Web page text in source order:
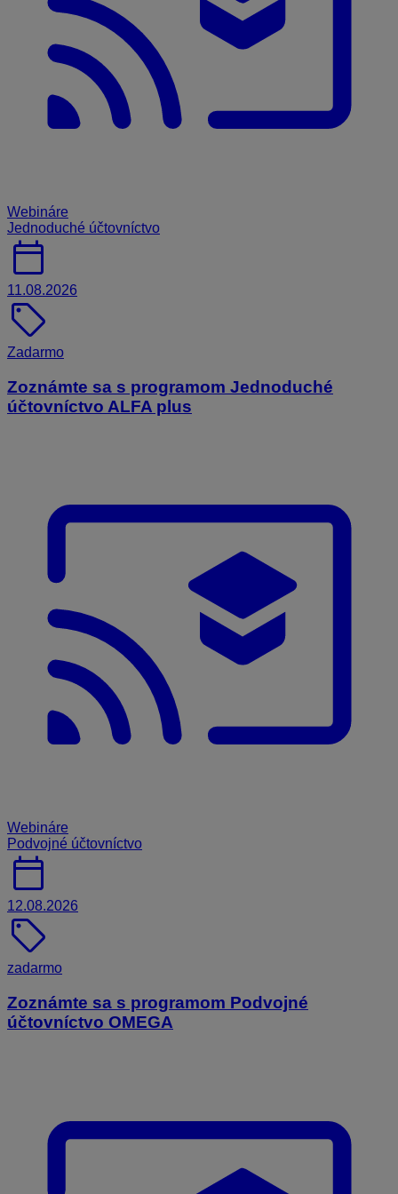
Webináre
Jednoduché účtovníctvo
calendar_today
11.08.2026
sell
Zadarmo
Zoznámte sa s programom Jednoduché
účtovníctvo ALFA plus
Webináre
Podvojné účtovníctvo
calendar_today
12.08.2026
sell
zadarmo
Zoznámte sa s programom Podvojné
účtovníctvo OMEGA